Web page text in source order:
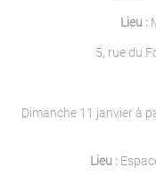
Lieu :
5, rue du
Dimanche 11 janvier à
Lieu :